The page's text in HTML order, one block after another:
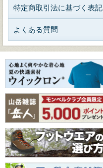
特定商取引法に基づく表記
よくある質問